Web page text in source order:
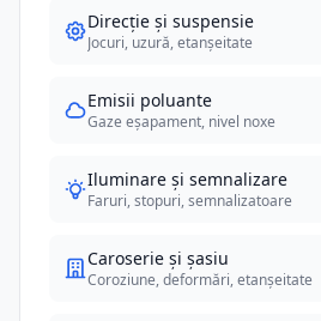
Direcție și suspensie
Jocuri, uzură, etanșeitate
Emisii poluante
Gaze eșapament, nivel noxe
Iluminare și semnalizare
Faruri, stopuri, semnalizatoare
Caroserie și șasiu
Coroziune, deformări, etanșeitate